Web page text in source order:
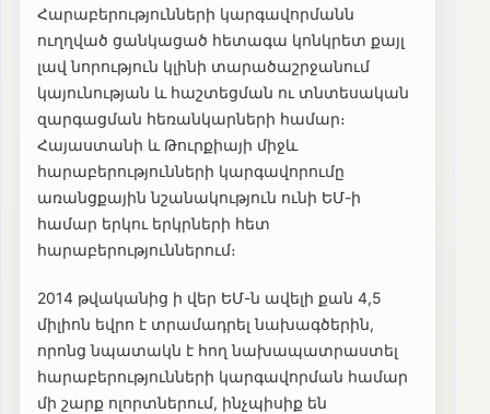
Հարաբերությունների կարգավորմանն
ուղղված ցանկացած հետագա կոնկրետ քայլ
լավ նորություն կլինի տարածաշրջանում
կայունության և հաշտեցման ու տնտեսական
զարգացման հեռանկարների համար։
Հայաստանի և Թուրքիայի միջև
հարաբերությունների կարգավորումը
առանցքային նշանակություն ունի ԵՄ-ի
համար երկու երկրների հետ
հարաբերություններում։
2014 թվականից ի վեր ԵՄ-ն ավելի քան 4,5
միլիոն եվրո է տրամադրել նախագծերին,
որոնց նպատակն է հող նախապատրաստել
հարաբերությունների կարգավորման համար
մի շարք ոլորտներում, ինչպիսիք են